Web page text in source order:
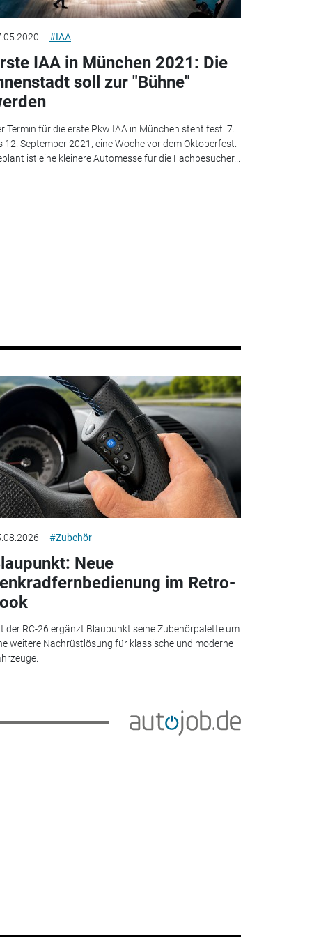
#IAA
IAA in München 2021: Die
soll zur "Bühne"
Termin für die erste Pkw IAA in München steht fest: 7.
12. September 2021, eine Woche vor dem Oktoberfest.
ist eine kleinere Automesse für die Fachbesucher...
#Zubehör
Neue
im Retro-
der RC-26 ergänzt Blaupunkt seine Zubehörpalette um
weitere Nachrüstlösung für klassische und moderne